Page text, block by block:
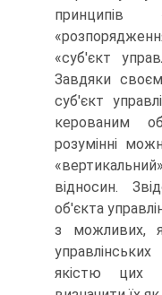
принципів
«суб'єкт
Завдяки
суб'єкт
керованим
розумінні
відносин.
об'єкта
з можливих,
якістю цих